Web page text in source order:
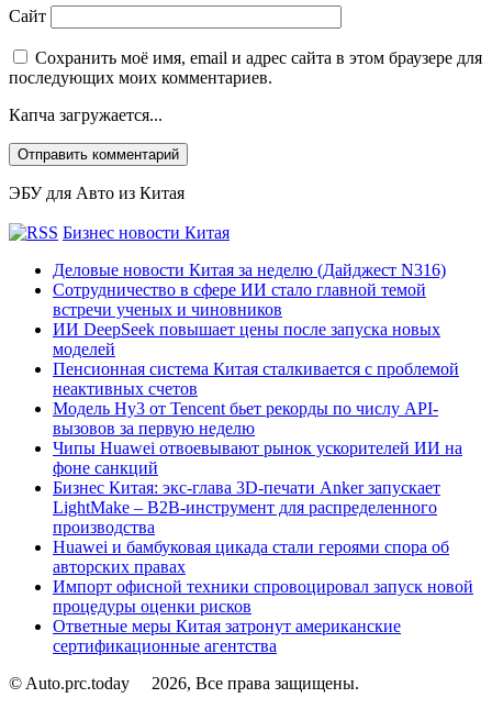
Сайт
Сохранить моё имя, email и адрес сайта в этом браузере для
последующих моих комментариев.
Капча загружается...
ЭБУ для Авто из Китая
Бизнес новости Китая
Деловые новости Китая за неделю (Дайджест N316)
Сотрудничество в сфере ИИ стало главной темой
встречи ученых и чиновников
ИИ DeepSeek повышает цены после запуска новых
моделей
Пенсионная система Китая сталкивается с проблемой
неактивных счетов
Модель Hy3 от Tencent бьет рекорды по числу API-
вызовов за первую неделю
Чипы Huawei отвоевывают рынок ускорителей ИИ на
фоне санкций
Бизнес Китая: экс-глава 3D-печати Anker запускает
LightMake – B2B-инструмент для распределенного
производства
Huawei и бамбуковая цикада стали героями спора об
авторских правах
Импорт офисной техники спровоцировал запуск новой
процедуры оценки рисков
Ответные меры Китая затронут американские
сертификационные агентства
© Auto.prc.today
2026, Все права защищены.